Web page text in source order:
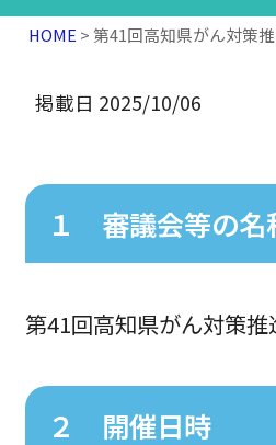
HOME> 第41回高知県がん対策
掲載日 2025/10/06
１ 審議会等の名
第41回高知県がん対策
２ 開催日時